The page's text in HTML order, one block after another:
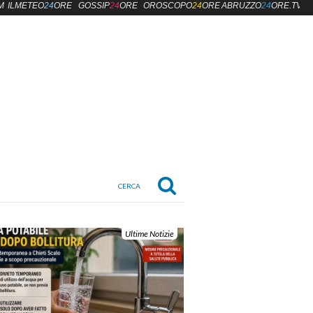
Ultime Notizie
ILMETEO24ORE GOSSIP24ORE OROSCOPO24OREABRUZZO24ORE.TV